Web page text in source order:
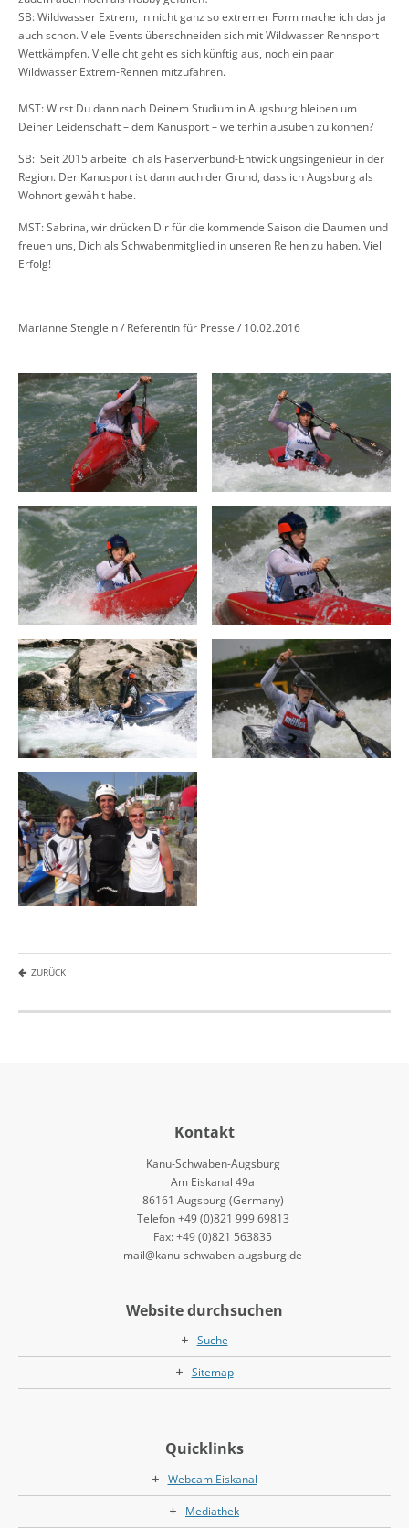
SB: Wildwasser Extrem, in nicht ganz so extremer Form mache ich das ja
auch schon. Viele Events überschneiden sich mit Wildwasser Rennsport
Wettkämpfen. Vielleicht geht es sich künftig aus, noch ein paar
Wildwasser Extrem-Rennen mitzufahren.
MST: Wirst Du dann nach Deinem Studium in Augsburg bleiben um
Deiner Leidenschaft – dem Kanusport – weiterhin ausüben zu können?
SB: Seit 2015 arbeite ich als Faserverbund-Entwicklungsingenieur in der
Region. Der Kanusport ist dann auch der Grund, dass ich Augsburg als
Wohnort gewählt habe.
MST: Sabrina, wir drücken Dir für die kommende Saison die Daumen und
freuen uns, Dich als Schwabenmitglied in unseren Reihen zu haben. Viel
Erfolg!
Marianne Stenglein / Referentin für Presse / 10.02.2016
ZURÜCK
Kontakt
Kanu-Schwaben-Augsburg
Am Eiskanal 49a
86161 Augsburg (Germany)
Telefon +49 (0)821 999 69813
Fax: +49 (0)821 563835
mail@kanu-schwaben-augsburg.de
Website durchsuchen
Suche
Sitemap
Quicklinks
Webcam Eiskanal
Mediathek